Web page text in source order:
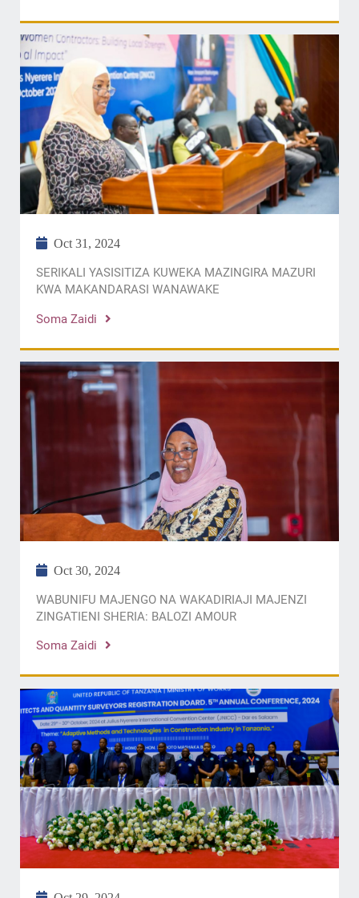
Oct 31, 2024
SERIKALI YASISITIZA KUWEKA MAZINGIRA MAZURI
KWA MAKANDARASI WANAWAKE
Soma Zaidi
Oct 30, 2024
WABUNIFU MAJENGO NA WAKADIRIAJI MAJENZI
ZINGATIENI SHERIA: BALOZI AMOUR
Soma Zaidi